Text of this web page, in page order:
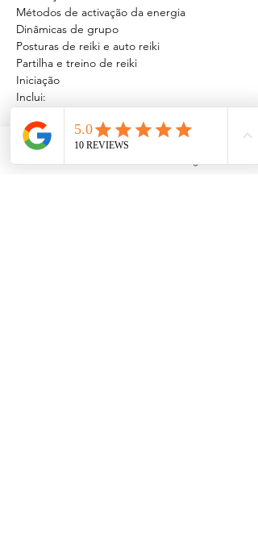
Métodos de activação da energia
Dinâmicas de grupo
Posturas de reiki e auto reiki
Partilha e treino de reiki
Iniciação
Inclui:
Informações e inscrições:
Sérgio Barbosa 912589438 |
omgaia1333@gmail.com